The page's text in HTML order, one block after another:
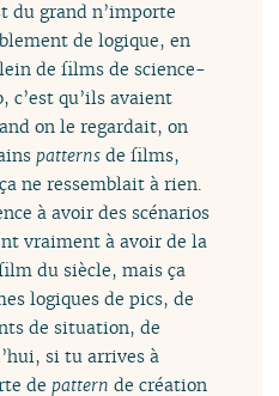
du grand n’importe
de logique, en
de films de science-
c’est qu’ils avaient
on le regardait, on
patterns de films,
ne ressemblait à rien.
à avoir des scénarios
vraiment à avoir de la
du siècle, mais ça
logiques de pics, de
de situation, de
si tu arrives à
de pattern de création